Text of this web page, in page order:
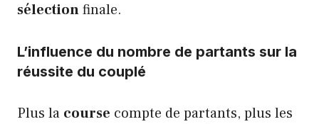
sélectionfinale.
L’influence du nombre de partants sur la
réussite du couplé
Plus la course compte de partants, plus les